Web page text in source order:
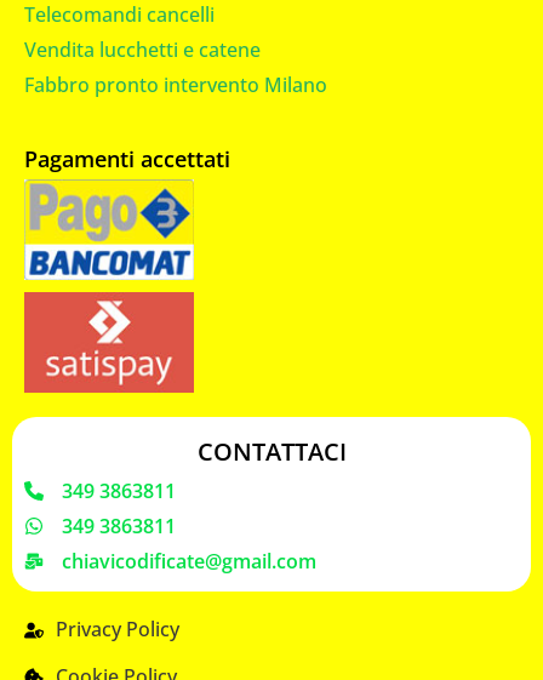
Telecomandi cancelli
Vendita lucchetti e catene
Fabbro pronto intervento Milano
Pagamenti accettati
CONTATTACI
349 3863811
349 3863811
chiavicodificate@gmail.com
Privacy Policy